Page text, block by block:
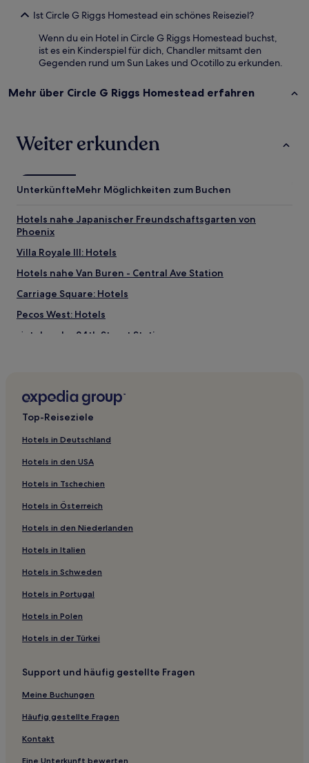
Ist Circle G Riggs Homestead ein schönes Reiseziel?
Wenn du ein Hotel in Circle G Riggs Homestead buchst,
ist es ein Kinderspiel für dich, Chandler mitsamt den
Gegenden rund um Sun Lakes und Ocotillo zu erkunden.
Mehr über Circle G Riggs Homestead erfahren
Weiter erkunden
UnterkünfteMehr Möglichkeiten zum Buchen
Hotels nahe Japanischer Freundschaftsgarten von
Phoenix
Villa Royale III: Hotels
Hotels nahe Van Buren - Central Ave Station
Carriage Square: Hotels
Pecos West: Hotels
Hotels nahe 24th Street Station
Hotels nahe Phoenix Children's Hospital
Hotels nahe Mystery Castle
Queen Creek Hotels
Mesa Grande: Hotels
Scottsdale Hotels
Biltmore Heights: Hotels
Laveen
Sun Lakes: Hotels
Hotels nahe Arizona Biltmore Resort - Links Course
Hotels nahe Dinosaur Mountain Golf Course
Santa Fe: Hotels
Scottsdale Summit: Hotels
Hotels nahe Grady Gammage Memorial Auditorium
Hotels nahe Herberger Theater Center
Guadalupe: Hotels
Top-Reiseziele
Hotels in Deutschland
Hotels in den USA
Hotels in Tschechien
Hotels in Österreich
Hotels in den Niederlanden
Hotels in Italien
Hotels in Schweden
Hotels in Portugal
Hotels in Polen
Hotels in der Türkei
Support und häufig gestellte Fragen
Meine Buchungen
Häufig gestellte Fragen
Kontakt
Eine Unterkunft bewerten